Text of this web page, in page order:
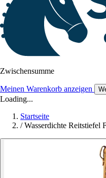
Zwischensumme
Meinen Warenkorb anzeigen
Loading...
Startseite
/ Wasserdichte